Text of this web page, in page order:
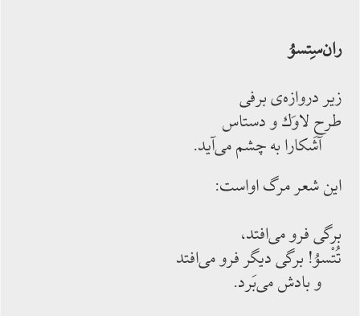
ران‌‌سِتسوُ
زیر دروازه‌‌ی برفی
طرحِ لاوَك و دستاس
آشكارا به ‌‌چشم‌‌ می‌‌آید.
این شعر مرگ اواست:
برگی فرو می‌‌افتد،
تُتْسوُ! برگی دیگر فرو می‌‌افتد
و بادش می‌‌بَرد.